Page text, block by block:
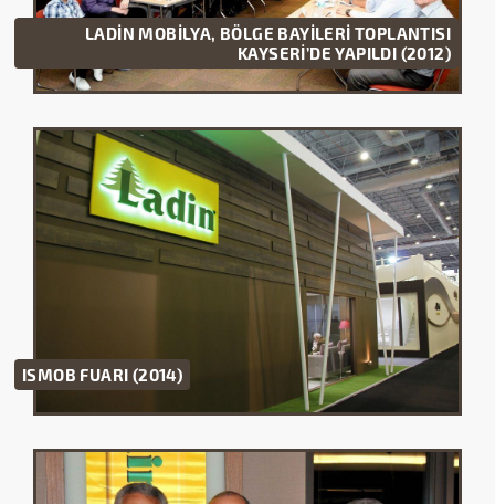
LADİN MOBİLYA, BÖLGE BAYİLERİ TOPLANTISI
KAYSERİ’DE YAPILDI (2012)
ISMOB FUARI (2014)